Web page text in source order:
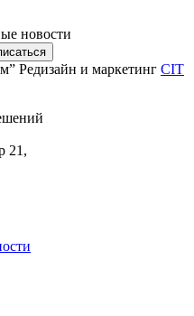
новости
Редизайн и маркетинг CIT
21,